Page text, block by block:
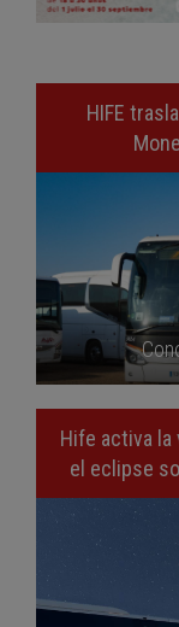
HIFE
Hife activa la
el eclipse